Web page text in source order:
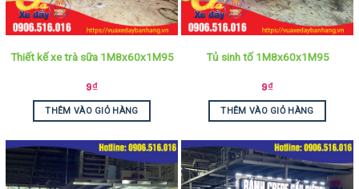
Thiết kế xe trà sữa 1M8x60x1M95
9₫
THÊM VÀO GIỎ HÀNG
Tủ sinh tố 1M8x60x1M95
9₫
THÊM VÀO GIỎ HÀNG